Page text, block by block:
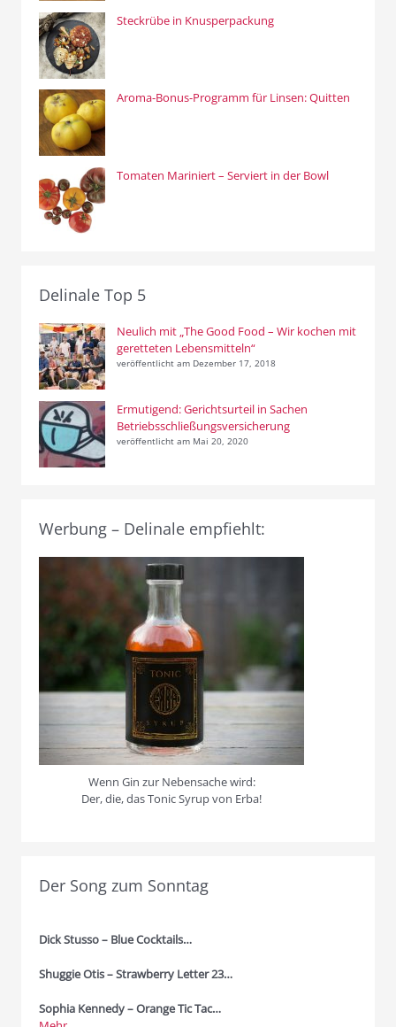
Steckrübe in Knusperpackung
Aroma-Bonus-Programm für Linsen: Quitten
Tomaten Mariniert – Serviert in der Bowl
Delinale Top 5
Neulich mit „The Good Food – Wir kochen mit
geretteten Lebensmitteln“
veröffentlicht am Dezember 17, 2018
Ermutigend: Gerichtsurteil in Sachen
Betriebsschließungsversicherung
veröffentlicht am Mai 20, 2020
Werbung – Delinale empfiehlt:
Wenn Gin zur Nebensache wird:
Der, die, das Tonic Syrup von Erba!
Der Song zum Sonntag
Dick Stusso – Blue Cocktails…
Shuggie Otis – Strawberry Letter 23…
Sophia Kennedy – Orange Tic Tac…